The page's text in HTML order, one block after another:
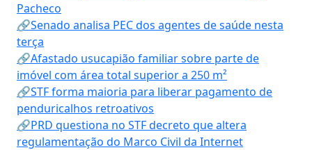
Pacheco
🔗Senado analisa PEC dos agentes de saúde nesta
terça
🔗Afastado usucapião familiar sobre parte de
imóvel com área total superior a 250 m²
🔗STF forma maioria para liberar pagamento de
penduricalhos retroativos
🔗PRD questiona no STF decreto que altera
regulamentação do Marco Civil da Internet